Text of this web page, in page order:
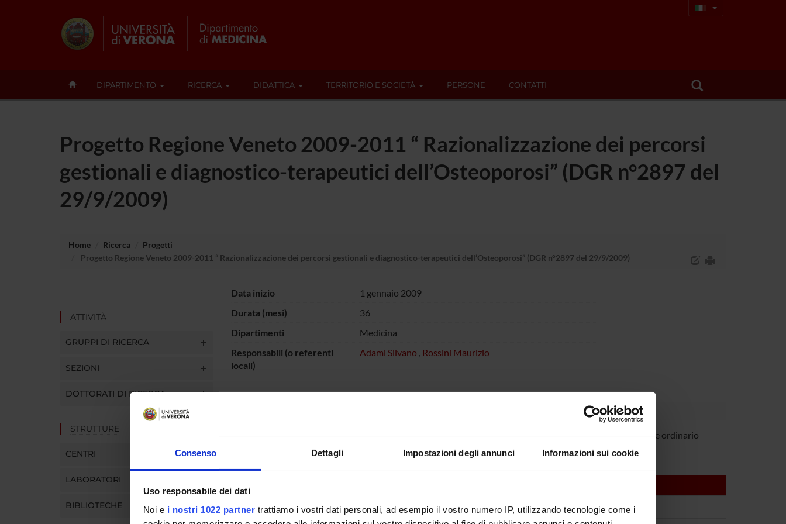
Consenso Dettagli Impostazioni degli annunci Informazioni sui cookie
Uso responsabile dei dati
Noi e i nostri 1022 partner trattiamo i vostri dati personali, ad esempio il vostro numero IP, utilizzando tecnologie come i
DIPARTIMENTO RICERCA DIDATTICA TERRITORIO E SOCIETÀ PERSONE CONTATTI
Progetto Regione Veneto 2009-2011 “ Razionalizzazione dei percorsi
gestionali e diagnostico-terapeutici dell’Osteoporosi” (DGR n°2897 del
29/9/2009)
Home Ricerca
Progetti
Progetto Regione Veneto 2009-2011 “ Razionalizzazione dei percorsi gestionali e diagnostico-terapeutici dell’Osteoporosi” (DGR n°2897 del 29/9/2009)
ATTIVITÀ
GRUPPI DI RICERCA
SEZIONI
DOTTORATI DI RICERCA
STRUTTURE
CENTRI
LABORATORI
BIBLIOTECHE
Data inizio
1 gennaio 2009
Durata (mesi)
36
Dipartimenti
Medicina
Responsabili (o referenti
locali)
Adami Silvano , Rossini Maurizio
Silvano Adami Maurizio Rossini Professore ordinario
AREE DI RICERCA COINVOLTE DAL PROGETTO
Rheumatology (DM)